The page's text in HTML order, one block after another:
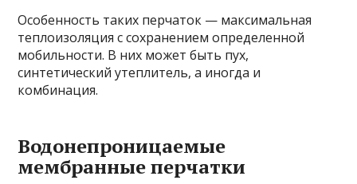
Особенность таких перчаток — максимальная
теплоизоляция с сохранением определенной
мобильности. В них может быть пух,
синтетический утеплитель, а иногда и
комбинация.
Водонепроницаемые
мембранные перчатки